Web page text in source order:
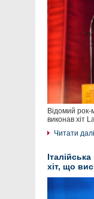
Відомий
виконав хіт
Читати далі
хіт, що